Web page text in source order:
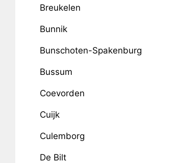
Breukelen
Bunnik
Bunschoten-Spakenburg
Bussum
Coevorden
Cuijk
Culemborg
De Bilt